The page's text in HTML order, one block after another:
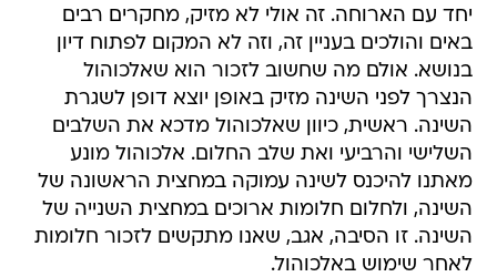
יחד עם הארוחה. זה אולי לא מזיק, מחקרים רבים
באים והולכים בעניין זה, וזה לא המקום לפתוח דיון
בנושא. אולם מה שחשוב לזכור הוא שאלכוהול
הנצרך לפני השינה מזיק באופן יוצא דופן לשגרת
השינה. ראשית, כיוון שאלכוהול מדכא את השלבים
השלישי והרביעי ואת שלב החלום. אלכוהול מונע
מאתנו להיכנס לשינה עמוקה במחצית הראשונה של
השינה, ולחלום חלומות ארוכים במחצית השנייה של
השינה. זו הסיבה, אגב, שאנו מתקשים לזכור חלומות
לאחר שימוש באלכוהול.